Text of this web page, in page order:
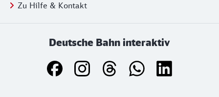
Zu Hilfe & Kontakt
Deutsche Bahn interaktiv